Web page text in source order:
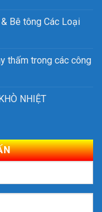
Bê tông Các Loại
thấm trong các công
NHIỆT